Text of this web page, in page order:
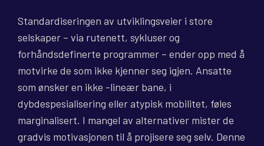
Standardiseringen av utviklingsveier i store
selskaper – via rutenett, sykluser og
forhåndsdefinerte programmer – ender opp med å
motvirke de som ikke kjenner seg igjen. Ansatte
som ønsker en ikke -lineær bane, i
dybdespesialisering eller atypisk mobilitet, føles
marginalisert. I mangel av alternativer mister de
gradvis motivasjonen til å projisere seg selv. Denne